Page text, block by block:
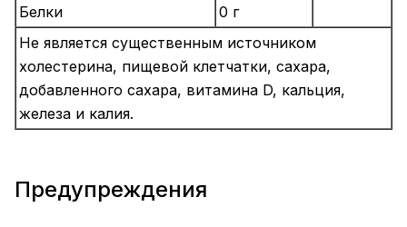
Белки
0 г
Не является существенным источником
холестерина, пищевой клетчатки, сахара,
добавленного сахара, витамина D, кальция,
железа и калия.
Предупреждения